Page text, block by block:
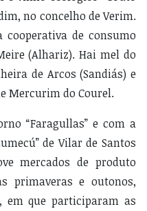
no concelho de Verim.
de consumo
(Alhariz). Hai mel do
de Arcos (Sandiás) e
Mercurim do Courel.
“Faragullas” e com a
de Vilar de Santos
mercados de produto
primaveras e outonos,
em que participaram as